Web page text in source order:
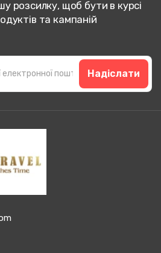
розсилку, щоб бути в курсі
та кампаній
Надіслати